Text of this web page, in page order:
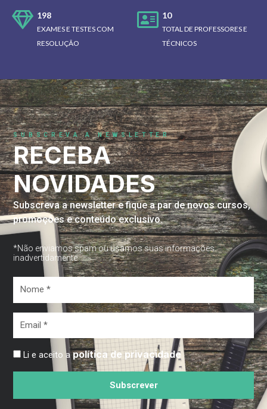
198
EXAMES E TESTES COM
RESOLUÇÃO
10
TOTAL DE PROFESSORES E
TÉCNICOS
SUBSCREVA A NEWSLETTER
RECEBA
NOVIDADES
Subscreva a newsletter e fique a par de novos cursos,
promoções e conteúdo exclusivo.
*Não enviamos spam ou usamos suas informações
inadvertidamente
Li e aceito apolítica de privacidade
Subscrever